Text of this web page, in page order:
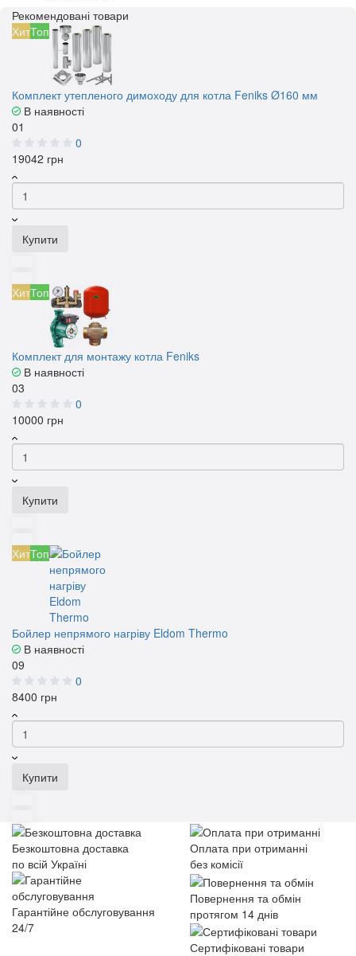
Рекомендовані товари
ХитТоп
Комплект утепленого димоходу для котла Feniks Ø160 мм
В наявності
01
0
19042 грн
Купити
ХитТоп
Комплект для монтажу котла Feniks
В наявності
03
0
10000 грн
Купити
ХитТоп
Бойлер непрямого нагріву Eldom Thermo
В наявності
09
0
8400 грн
Купити
Безкоштовна доставка
по всій Україні
Оплата при отриманні
без комісії
Гарантійне обслуговування
24/7
Повернення та обмін
протягом 14 днів
Сертифіковані товари